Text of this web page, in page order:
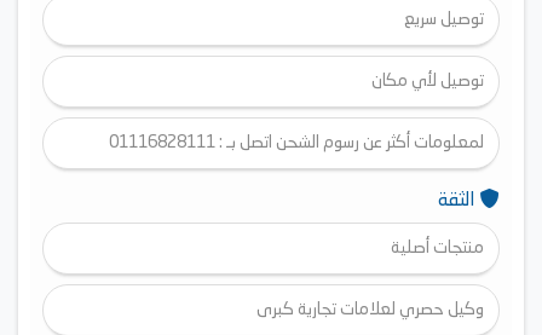
توصيل سريع
توصيل لأي مكان
لمعلومات أكثر عن رسوم الشحن اتصل بـ : 01116828111
الثقة
منتجات أصلية
وكيل حصري لعلامات تجارية كبرى